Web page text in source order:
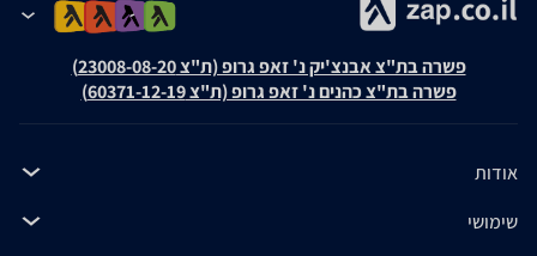
פשרה בת"צ אבנצ'יק נ' זאפ גרופ (ת"צ 23008-08-20)
פשרה בת"צ כהנים נ' זאפ גרופ (ת"צ 60371-12-19)
אודות
שימושי